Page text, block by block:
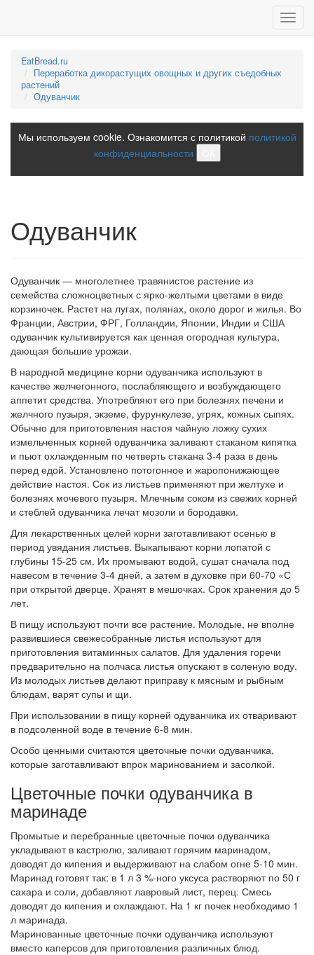
EatBread.ru
Переработка дикорастущих овощных и других съедобных
растений
Одуванчик
Мы используем cookie. Ознакомится с политикой политикой
конфиденциальности
Одуванчик
Одуванчик — многолетнее травянистое растение из
семейства сложноцветных с ярко-желтыми цветами в виде
корзиночек. Растет на лугах, полянах, около дорог и жилья. Во
Франции, Австрии, ФРГ, Голландии, Японии, Индии и США
одуванчик культивируется как ценная огородная культура,
дающая большие урожаи.
В народной медицине корни одуванчика используют в
качестве желчегонного, послабляющего и возбуждающего
аппетит средства. Употребляют его при болезнях печени и
желчного пузыря, экземе, фурункулезе, угрях, кожных сыпях.
Обычно для приготовления настоя чайную ложку сухих
измельченных корней одуванчика заливают стаканом кипятка
и пьют охлажденным по четверть стакана 3-4 раза в день
перед едой. Установлено потогонное и жаропонижающее
действие настоя. Сок из листьев применяют при желтухе и
болезнях мочевого пузыря. Млечным соком из свежих корней
и стеблей одуванчика лечат мозоли и бородавки.
Для лекарственных целей корни заготавливают осенью в
период увядания листьев. Выкапывают корни лопатой с
глубины 15-25 см. Их промывают водой, сушат сначала под
навесом в течение 3-4 дней, а затем в духовке при 60-70 «С
при открытой дверце. Хранят в мешочках. Срок хранения до 5
лет.
В пищу используют почти все растение. Молодые, не вполне
развившиеся свежесобранные листья используют для
приготовления витаминных салатов. Для удаления горечи
предварительно на полчаса листья опускают в соленую воду.
Из молодых листьев делают приправу к мясным и рыбным
блюдам, варят супы и щи.
При использовании в пищу корней одуванчика их отваривают
в подсоленной воде в течение 6-8 мин.
Особо ценными считаются цветочные почки одуванчика,
которые заготавливают впрок маринованием и засолкой.
Цветочные почки одуванчика в
маринаде
Промытые и перебранные цветочные почки одуванчика
укладывают в кастрюлю, заливают горячим маринадом,
доводят до кипения и выдерживают на слабом огне 5-10 мин.
Маринад готовят так: в 1 л 3 %-ного уксуса растворяют по 50 г
сахара и соли, добавляют лавровый лист, перец. Смесь
доводят до кипения и охлаждают. На 1 кг почек необходимо 1
л маринада.
Маринованные цветочные почки одуванчика используют
вместо каперсов для приготовления различных блюд.